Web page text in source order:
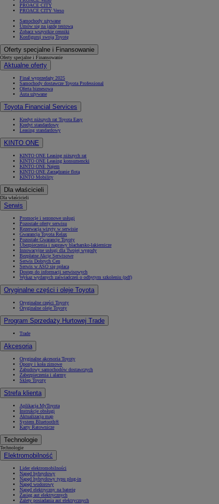
PROACE CITY
PROACE CITY Verso
Samochody używane
Umów się na jazdę testową
Zobacz wszystkie cenniki
Konfiguruj swoją Toyotę
Oferty specjalne i Finansowanie
Oferty specjalne i Finansowanie
Aktualne oferty
Finał wyprzedaży 2025
Samochody dostawcze Toyota Professional
Oferta biznesowa
Auta używane
Toyota Financial Services
Kredyt niższych rat Toyota Easy
Kredyt standardowy
Leasing standardowy
KINTO ONE
KINTO ONE Leasing niższych rat
KINTO ONE Leasing konsumencki
KINTO ONE Najem
KINTO ONE Zarządzanie flotą
KINTO Mobility
Dla właścicieli
Dla właścicieli
Serwis
Promocje i sezonowe usługi
Pozostałe oferty serwisu
Rezerwacja wizyty w serwisie
Gwarancja Toyota Relax
Pozostałe Gwarancje Toyoty
Ubezpieczenia i naprawy blacharsko-lakiernicze
Innowacyjne usługi dla Twojej wygody
Bezpłatne Akcje Serwisowe
Serwis Dobrych Cen
Serwis w ASO się opłaca
Dostęp do informacji serwisowych
Wykaz wydanych zaświadczeń o odbytym szkoleniu (pdf)
Oryginalne części i oleje Toyota
Oryginalne części Toyoty
Oryginalne oleje Toyoty
Program Sprzedaży Hurtowej Trade
Trade
Akcesoria
Oryginalne akcesoria Toyoty
Opony i koła zimowe
Zabudowy samochodów dostawczych
Zabezpieczenia i alarmy
Sklep Toyoty
Strefa klienta
Aplikacja MyToyota
Instrukcje obsługi
Aktualizacja map
System Bluetooth®
Karty Ratownicze
Technologie
Technologie
Elektromobilność
Lider elektromobilności
Napęd hybrydowy
Napęd hybrydowy typu plug-in
Napęd wodorowy
Napęd elektryczny na baterię
Zasięg aut elektrycznych
Zalety posiadania aut elektrycznych